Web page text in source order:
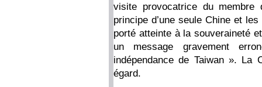
visite provocatrice du
principe d’une seule Chine et
porté atteinte à la souveraineté
un message gravement
indépendance de Taiwan ». La
égard.